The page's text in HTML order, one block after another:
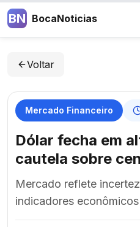
BN BocaNoticias
Voltar
Mercado Financeiro
Dólar fecha em
cautela sobre
Mercado reflete
indicadores